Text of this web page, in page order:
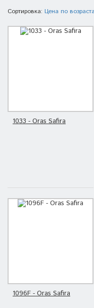
Сортировка: Цена по
1033 - Oras Safira
1096F - Oras Safira